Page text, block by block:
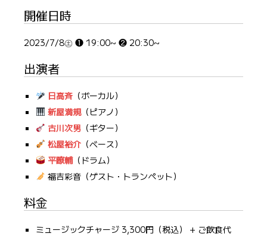
開催日時
2023/7/8㊏ ❶ 19:00~ ❷ 20:30~
出演者
日高斉（ボーカル）
新屋満規（ピアノ）
古川次男（ギター）
松屋裕介（ベース）
平瞭輔（ドラム）
福吉彩音（ゲスト・トランペット）
料金
ミュージックチャージ 3,300円（税込） + ご飲食代